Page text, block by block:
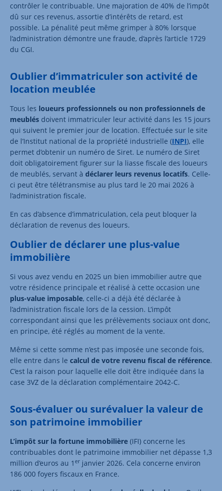
contrôler le contribuable. Une majoration de 40% de l’impôt
dû sur ces revenus, assortie d’intérêts de retard, est
possible. La pénalité peut même grimper à 80% lorsque
l’administration démontre une fraude, d’après l’article 1729
du CGI.
Oublier d’immatriculer son activité de
location meublée
Tous les loueurs professionnels ou non professionnels de
meublés doivent immatriculer leur activité dans les 15 jours
qui suivent le premier jour de location. Effectuée sur le site
de l’Institut national de la propriété industrielle (INPI), elle
permet d’obtenir un numéro de Siret. Le numéro de Siret
doit obligatoirement figurer sur la liasse fiscale des loueurs
de meublés, servant à déclarer leurs revenus locatifs. Celle-
ci peut être télétransmise au plus tard le 20 mai 2026 à
l’administration fiscale.
En cas d’absence d’immatriculation, cela peut bloquer la
déclaration de revenus des loueurs.
Oublier de déclarer une plus-value
immobilière
Si vous avez vendu en 2025 un bien immobilier autre que
votre résidence principale et réalisé à cette occasion une
plus-value imposable, celle-ci a déjà été déclarée à
l’administration fiscale lors de la cession. L’impôt
correspondant ainsi que les prélèvements sociaux ont donc,
en principe, été réglés au moment de la vente.
Même si cette somme n’est pas imposée une seconde fois,
elle entre dans le calcul de votre revenu fiscal de référence.
C’est la raison pour laquelle elle doit être indiquée dans la
case 3VZ de la déclaration complémentaire 2042-C.
Sous-évaluer ou surévaluer la valeur de
son patrimoine immobilier
L’impôt sur la fortune immobilière (IFI) concerne les
contribuables dont le patrimoine immobilier net dépasse 1,3
million d’euros au 1 erjanvier 2026. Cela concerne environ
186 000 foyers fiscaux en France.